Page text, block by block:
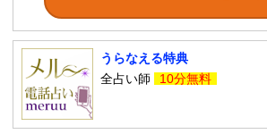
うらなえる特典
全占い師
10分無料